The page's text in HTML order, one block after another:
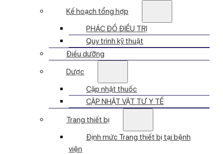
Kế hoạch tổng hợp
PHÁC ĐỒ ĐIỀU TRỊ
Quy trình kỹ thuật
Điều dưỡng
Dược
Cập nhật thuốc
CẬP NHẬT VẬT TƯ Y TẾ
Trang thiết bị
Định mức Trang thiết bị tại bệnh
viện